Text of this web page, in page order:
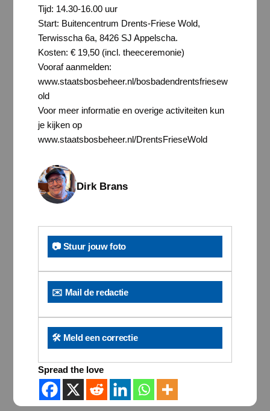
Tijd: 14.30-16.00 uur
Start: Buitencentrum Drents-Friese Wold,
Terwisscha 6a, 8426 SJ Appelscha.
Kosten: € 19,50 (incl. theeceremonie)
Vooraf aanmelden:
www.staatsbosbeheer.nl/bosbadendrentsfriesew
old
Voor meer informatie en overige activiteiten kun
je kijken op
www.staatsbosbeheer.nl/DrentsFrieseWold
Dirk Brans
📷 Stuur jouw foto
✉️ Mail de redactie
🛠️ Meld een correctie
Spread the love